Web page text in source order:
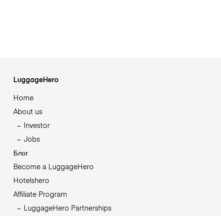
LuggageHero
Home
About us
Investor
Jobs
Блог
Become a LuggageHero
Hotelshero
Affiliate Program
LuggageHero Partnerships